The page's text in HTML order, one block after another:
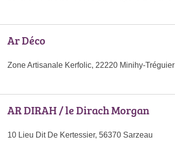
Ar Déco
Zone Artisanale Kerfolic, 22220 Minihy-Tréguier
AR DIRAH / le Dirach Morgan
10 Lieu Dit De Kertessier, 56370 Sarzeau